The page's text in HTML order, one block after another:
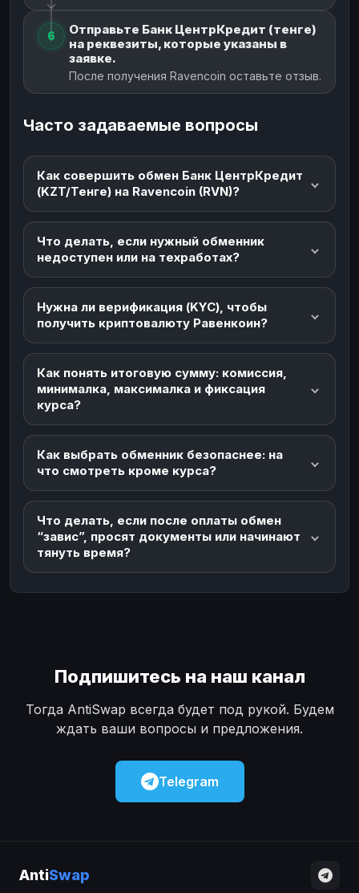
6
Отправьте Банк ЦентрКредит (тенге)
на реквезиты, которые указаны в
заявке.
После получения Ravencoin оставьте отзыв.
Часто задаваемые вопросы
Как совершить обмен Банк ЦентрКредит
(KZT/Тенге) на Ravencoin (RVN)?
Что делать, если нужный обменник
недоступен или на техработах?
Нужна ли верификация (KYC), чтобы
получить криптовалюту Равенкоин?
Как понять итоговую сумму: комиссия,
минималка, максималка и фиксация
курса?
Как выбрать обменник безопаснее: на
что смотреть кроме курса?
Что делать, если после оплаты обмен
“завис”, просят документы или начинают
тянуть время?
Подпишитесь на наш канал
Тогда AntiSwap всегда будет под рукой. Будем
ждать ваши вопросы и предложения.
Telegram
AntiSwap